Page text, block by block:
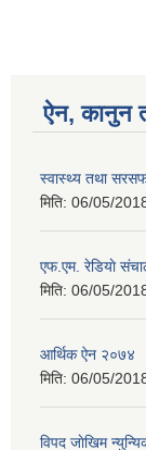
ऐन, कानुन
स्वास्थ्य तथा
मिति: 06/05/
एफ.एम. रेडियाे
मिति: 06/05/
आर्थिक ऐन २०७४
मिति: 06/05/
विपद जाेखिम